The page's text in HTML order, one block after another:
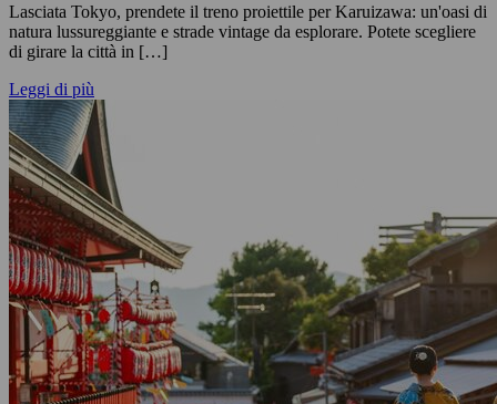
Lasciata Tokyo, prendete il treno proiettile per Karuizawa: un'oasi di
natura lussureggiante e strade vintage da esplorare. Potete scegliere
di girare la città in […]
Leggi di più